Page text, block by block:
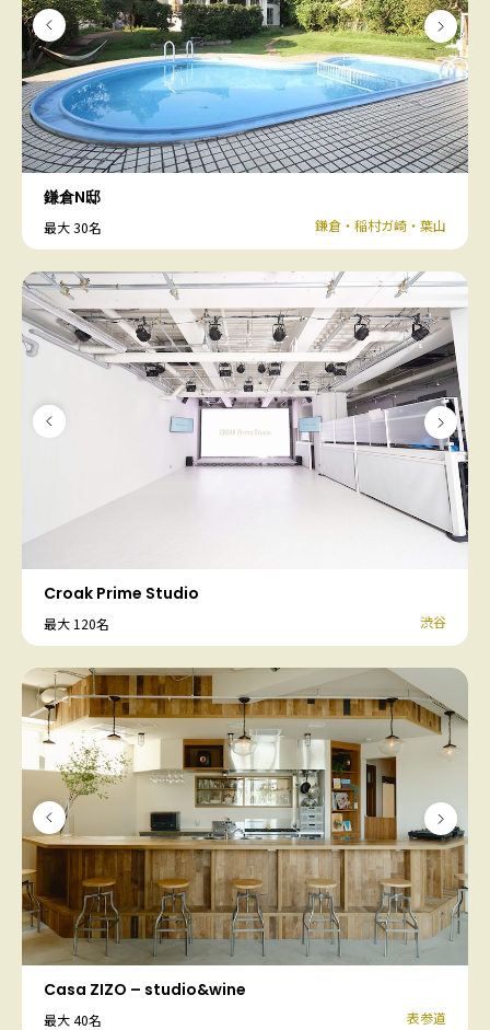
鎌倉N邸
最大 30名 鎌倉・稲村ガ崎・葉山
Croak Prime Studio
最大 120名 渋谷
Casa ZIZO – studio&wine
最大 40名 表参道